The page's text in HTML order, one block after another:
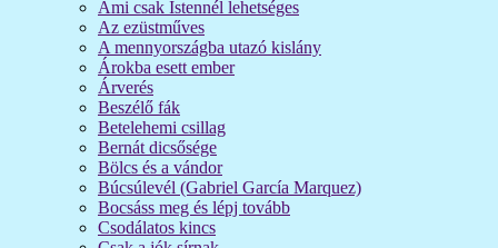
Ami csak Istennél lehetséges
Az ezüstműves
A mennyországba utazó kislány
Árokba esett ember
Árverés
Beszélő fák
Betelehemi csillag
Bernát dicsősége
Bölcs és a vándor
Búcsúlevél (Gabriel García Marquez)
Bocsáss meg és lépj tovább
Csodálatos kincs